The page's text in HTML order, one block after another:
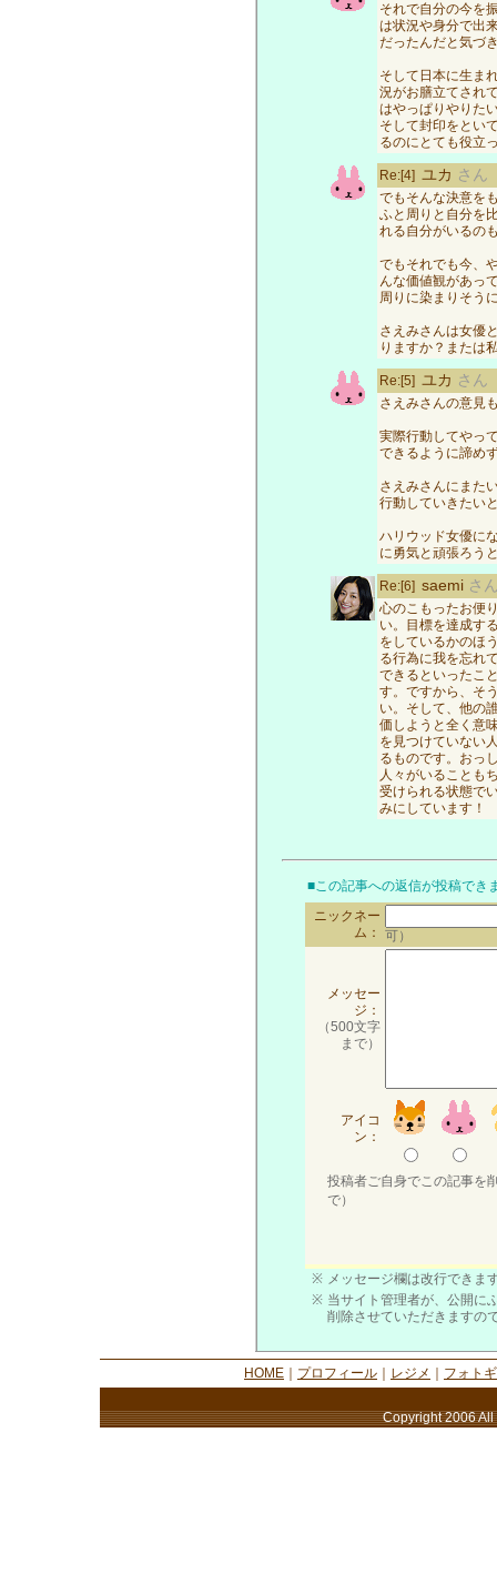
それで自分の今を
は状況や身分で出
だったんだと気づ
そして日本に生ま
況がお膳立てされ
はやっぱりやりた
そして封印をとい
るのにとても役立
Re:[4] ユカ さん
でもそんな決意を
ふと周りと自分を
れる自分がいるの
でもそれでも今、
んな価値観があっ
周りに染まりそう
さえみさんは女優
りますか？または
Re:[5] ユカ さん
さえみさんの意見
実際行動してやっ
できるように諦め
さえみさんにまた
行動していきたい
ハリウッド女優に
に勇気と頑張ろう
Re:[6] saemi さ
心のこもったお便
い。目標を達成す
をしているかのほ
る行為に我を忘れ
できるといったこ
す。ですから、そ
い。そして、他の
価しようと全く意
を見つけていない
るものです。おっ
人々がいることも
受けられる状態で
みにしています！
■この記事への返信が投稿でき
ニックネー
ム：
可）
メッセー
ジ：
（500文字
まで）
アイコ
ン：
投稿者ご自身でこの記事を
で）
※ メッセージ欄は改行できま
※ 当サイト管理者が、公開に
削除させていただきますの
HOME プロフィール レジメ フォト
Copyright 2006